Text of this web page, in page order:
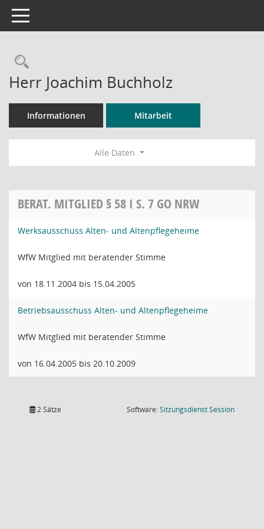
Toggle navigation
Rechercheauswahl
Herr Joachim Buchholz
Informationen Mitarbeit
Alle Daten
BERAT. MITGLIED § 58 I S. 7 GO NRW
Werksausschuss Alten- und Altenpflegeheime
WfW Mitglied mit beratender Stimme
von 18.11.2004 bis 15.04.2005
Betriebsausschuss Alten- und Altenpflegeheime
WfW Mitglied mit beratender Stimme
von 16.04.2005 bis 20.10.2009
2 Sätze Software:SitzungsdienstSession(Wird in